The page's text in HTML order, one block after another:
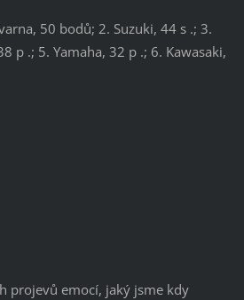
50 bodů; 2. Suzuki, 44 s .; 3.
p .; 5. Yamaha, 32 p .; 6. Kawasaki,
projevů emocí, jaký jsme kdy